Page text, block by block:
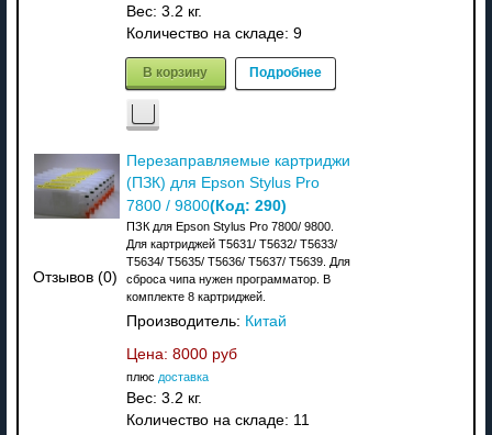
Вес: 3.2 кг.
Количество на складе: 9
В корзину Подробнее
Отзывов (0)
Перезаправляемые картриджи
(ПЗК) для Epson Stylus Pro
7800 / 9800(Код: 290)
ПЗК для Epson Stylus Pro 7800/ 9800.
Для картриджей T5631/ T5632/ T5633/
T5634/ T5635/ T5636/ T5637/ T5639. Для
сброса чипа нужен программатор. В
комплекте 8 картриджей.
Производитель: Китай
Цена: 8000 руб
плюс доставка
Вес: 3.2 кг.
Количество на складе: 11